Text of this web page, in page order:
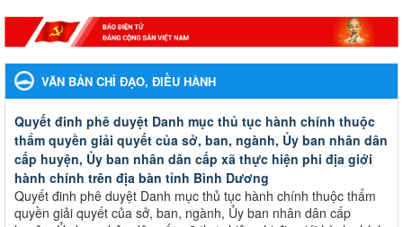
VĂN BẢN CHỈ ĐẠO, ĐIỀU HÀNH
Quyết đinh phê duyệt Danh mục thủ tục hành chính thuộc
thẩm quyền giải quyết của sở, ban, ngành, Ủy ban nhân dân
cấp huyện, Ủy ban nhân dân cấp xã thực hiện phi địa giới
hành chính trên địa bàn tỉnh Bình Dương
Quyết đinh phê duyệt Danh mục thủ tục hành chính thuộc thẩm
quyền giải quyết của sở, ban, ngành, Ủy ban nhân dân cấp